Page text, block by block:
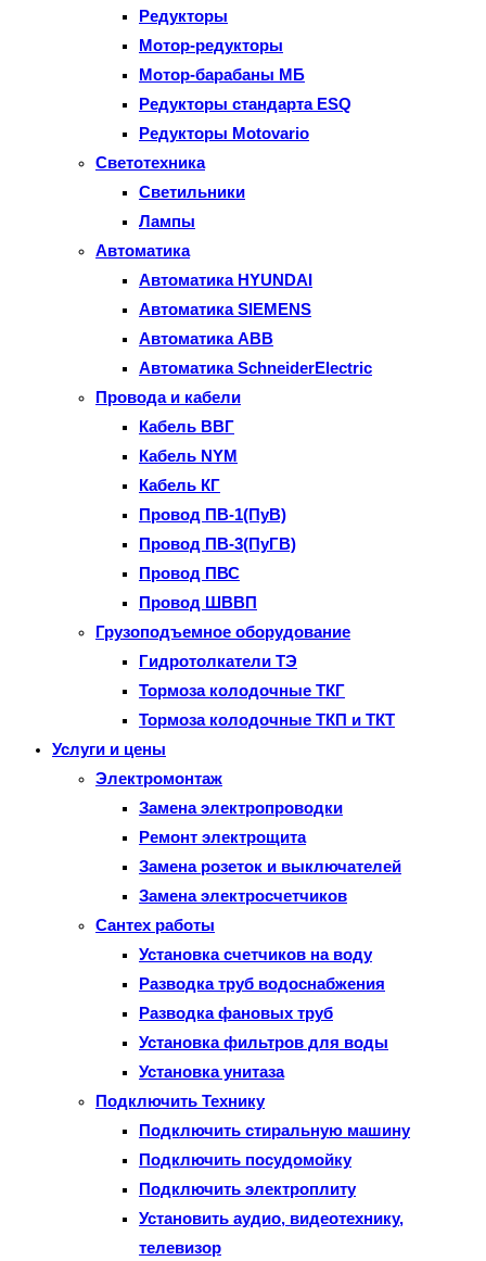
Редукторы
Мотор-редукторы
Мотор-барабаны МБ
Редукторы стандарта ESQ
Редукторы Motovario
Светотехника
Светильники
Лампы
Автоматика
Автоматика HYUNDAI
Автоматика SIEMENS
Автоматика ABB
Автоматика SchneiderElectric
Провода и кабели
Кабель ВВГ
Кабель NYM
Кабель КГ
Провод ПВ-1(ПуВ)
Провод ПВ-3(ПуГВ)
Провод ПВС
Провод ШВВП
Грузоподъемное оборудование
Гидротолкатели ТЭ
Тормоза колодочные ТКГ
Тормоза колодочные ТКП и ТКТ
Услуги и цены
Электромонтаж
Замена электропроводки
Ремонт электрощита
Замена розеток и выключателей
Замена электросчетчиков
Сантех работы
Установка счетчиков на воду
Разводка труб водоснабжения
Разводка фановых труб
Установка фильтров для воды
Установка унитаза
Подключить Технику
Подключить стиральную машину
Подключить посудомойку
Подключить электроплиту
Установить аудио, видеотехнику,
телевизор